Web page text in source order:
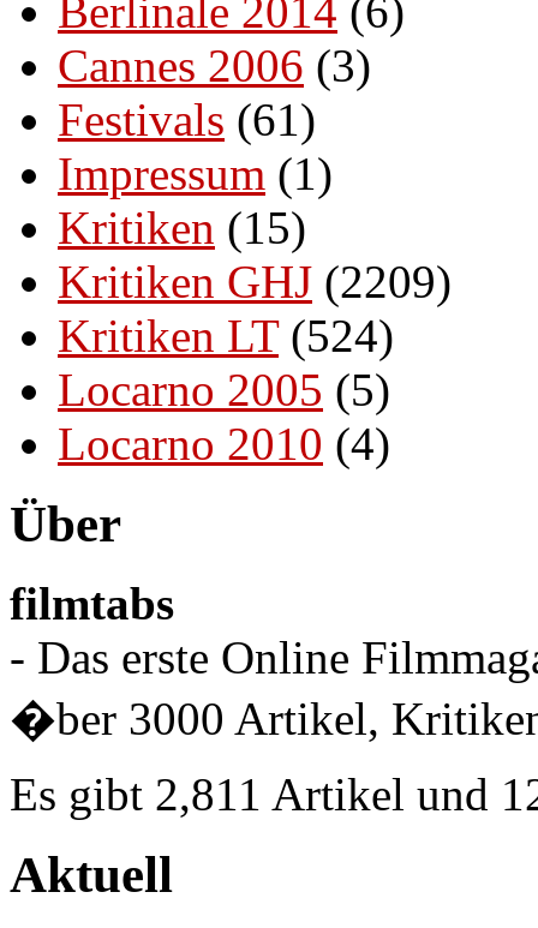
Berlinale 2014 (6)
Cannes 2006 (3)
Festivals (61)
Impressum (1)
Kritiken (15)
Kritiken GHJ (2209)
Kritiken LT(524)
Locarno 2005 (5)
Locarno 2010 (4)
Über
filmtabs
- Das erste Online
�ber 3000 Artikel,
Es gibt 2,811 Artikel und
Aktuell